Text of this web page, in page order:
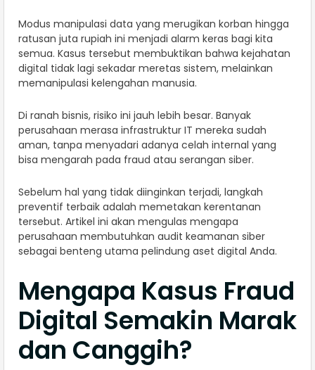
Modus manipulasi data yang merugikan korban hingga
ratusan juta rupiah ini menjadi alarm keras bagi kita
semua. Kasus tersebut membuktikan bahwa kejahatan
digital tidak lagi sekadar meretas sistem, melainkan
memanipulasi kelengahan manusia.
Di ranah bisnis, risiko ini jauh lebih besar. Banyak
perusahaan merasa infrastruktur IT mereka sudah
aman, tanpa menyadari adanya celah internal yang
bisa mengarah pada fraud atau serangan siber.
Sebelum hal yang tidak diinginkan terjadi, langkah
preventif terbaik adalah memetakan kerentanan
tersebut. Artikel ini akan mengulas mengapa
perusahaan membutuhkan audit keamanan siber
sebagai benteng utama pelindung aset digital Anda.
Mengapa Kasus Fraud
Digital Semakin Marak
dan Canggih?